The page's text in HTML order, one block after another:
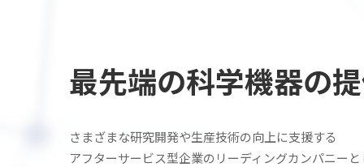
最先端の科学機器の
さまざまな研究開発や生産技術の向上に支援する
アフターサービス型企業の リーディングカンパニー